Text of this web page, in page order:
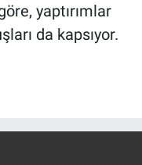
yaptırımlar
da kapsıyor.